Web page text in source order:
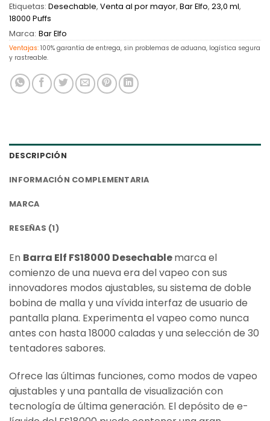
Etiquetas: Desechable, Venta al por mayor, Bar Elfo, 23,0 ml,
18000 Puffs
Marca: Bar Elfo
Ventajas: 100% garantía de entrega, sin problemas de aduana, logística segura
y rastreable.
DESCRIPCIÓN
INFORMACIÓN COMPLEMENTARIA
MARCA
RESEÑAS (1)
En Barra Elf FS18000 Desechablemarca el
comienzo de una nueva era del vapeo con sus
innovadores modos ajustables, su sistema de doble
bobina de malla y una vívida interfaz de usuario de
pantalla plana. Experimenta el vapeo como nunca
antes con hasta 18000 caladas y una selección de 30
tentadores sabores.
Ofrece las últimas funciones, como modos de vapeo
ajustables y una pantalla de visualización con
tecnología de última generación. El depósito de e-